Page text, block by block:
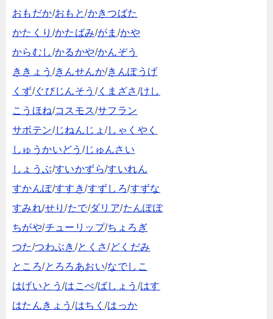
おもだか/おもと/かきつばた
かたくり /かたばみ/がま /かや
からむし/かるかや/かんぞう
ききょう /きんせんか/きんぽうげ
くず/ぐびじんそう /くまざさ /けし
こうほね/コスモス/サフラン
サボテン/じねんじょ/しゃくやく
しゅうかいどう /じゅんさい
しょうぶ/すいかずら/すいれん
すかんぽ/すすき/すずしろ/すずな
すみれ/せり/たで/ダリア/たんぽぽ
ちがや/チューリップ/ちょろぎ
つた/つわぶき /とくさ/どくだみ
ところ/とろろあおい/なでしこ
はげいとう /はこべ/ばしょう /はす
はたんきょう/はちく/はっか